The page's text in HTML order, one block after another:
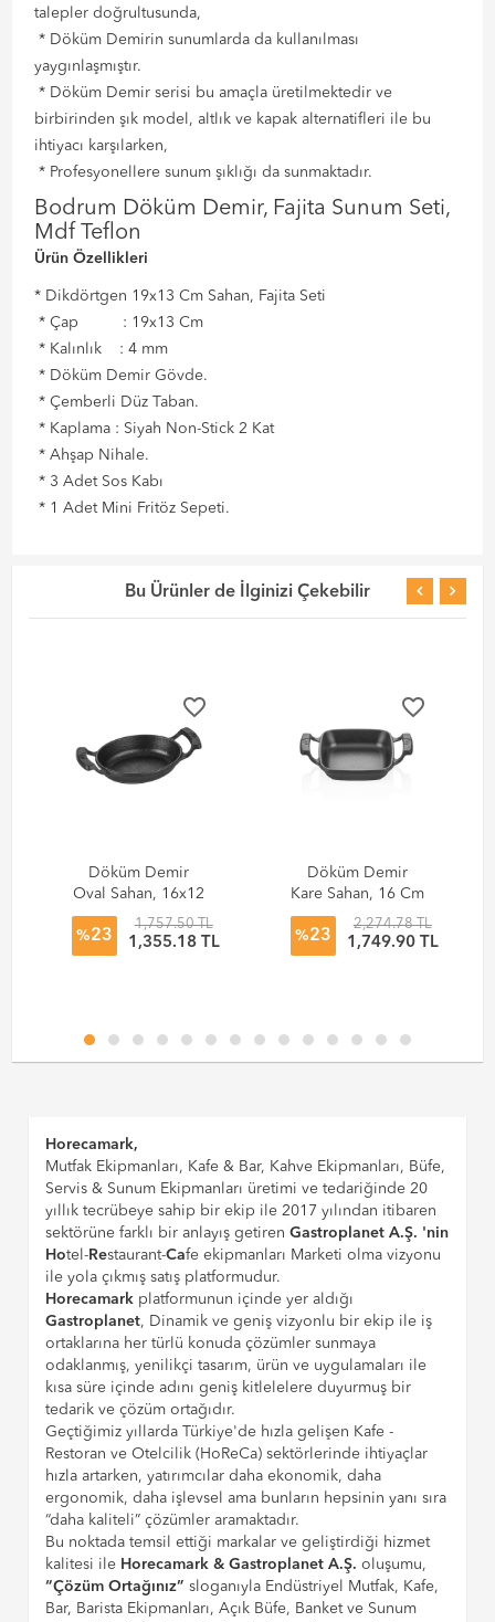
talepler doğrultusunda,
* Döküm Demirin sunumlarda da kullanılması
yaygınlaşmıştır.
* Döküm Demir serisi bu amaçla üretilmektedir ve
birbirinden şık model, altlık ve kapak alternatifleri ile bu
ihtiyacı karşılarken,
* Profesyonellere sunum şıklığı da sunmaktadır.
Bodrum Döküm Demir, Fajita Sunum Seti,
Mdf Teflon
Ürün Özellikleri
* Dikdörtgen 19x13 Cm Sahan, Fajita Seti
* Çap : 19x13 Cm
* Kalınlık : 4 mm
* Döküm Demir Gövde.
* Çemberli Düz Taban.
* Kaplama : Siyah Non-Stick 2 Kat
* Ahşap Nihale.
* 3 Adet Sos Kabı
* 1 Adet Mini Fritöz Sepeti.
Bu Ürünler de İlginizi Çekebilir
favorite_border
Döküm Demir
Oval Sahan, 16x12
Cm
%23
1,757.50 TL
1,355.18 TL
favorite_border
Döküm Demir
Kare Sahan, 16 Cm
%23
2,274.78 TL
1,749.90 TL
Horecamark,
Mutfak Ekipmanları, Kafe & Bar, Kahve Ekipmanları, Büfe,
Servis & Sunum Ekipmanları üretimi ve tedariğinde 20
yıllık tecrübeye sahip bir ekip ile 2017 yılından itibaren
sektörüne farklı bir anlayış getirenGastroplanet A.Ş. 'nin
Hotel-Restaurant-Cafe ekipmanları Marketi olma vizyonu
ile yola çıkmış satış platformudur.
Horecamark platformunun içinde yer aldığı
Gastroplanet, Dinamik ve geniş vizyonlu bir ekip ile iş
ortaklarına her türlü konuda çözümler sunmaya
odaklanmış, yenilikçi tasarım, ürün ve uygulamaları ile
kısa süre içinde adını geniş kitlelelere duyurmuş bir
tedarik ve çözüm ortağıdır.
Geçtiğimiz yıllarda Türkiye'de hızla gelişen Kafe -
Restoran ve Otelcilik (HoReCa) sektörlerinde ihtiyaçlar
hızla artarken, yatırımcılar daha ekonomik, daha
ergonomik, daha işlevsel ama bunların hepsinin yanı sıra
“daha kaliteli” çözümler aramaktadır.
Bu noktada temsil ettiği markalar ve geliştirdiği hizmet
kalitesi ile Horecamark & Gastroplanet A.Ş. oluşumu,
“Çözüm Ortağınız” sloganıyla Endüstriyel Mutfak, Kafe,
Bar, Barista Ekipmanları, Açık Büfe, Banket ve Sunum